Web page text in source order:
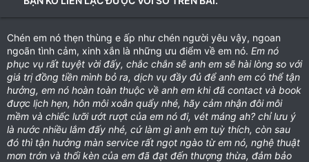
Chén em nó thẹn thùng e ấp như chén người yêu vậy, ngoan
ngoãn tình cảm, xinh xắn là những ưu điểm về em nó. Em nó
phục vụ rất tuyệt vời đấy, chắc chắn sẽ anh em sẽ hài lòng so với
giá trị đồng tiền mình bỏ ra, dịch vụ đầy đủ để anh em có thể tận
hưởng, em nó hoàn toàn thuộc về anh em khi đã contact và book
được lịch hẹn, hôn môi xoắn quẩy nhé, hãy cảm nhận đôi môi
mềm và chiếc lưỡi ướt rượt của em nó đi, vét máng ah? chỉ lưu ý
là nước nhiều lắm đấy nhé, cứ làm gì anh em tuỳ thích, còn sau
đó thì tận hưởng màn service rất ngọt ngào từ em nó, nghệ thuật
mơn trớn và thổi kèn của em đã đạt đến thượng thừa, đảm bảo